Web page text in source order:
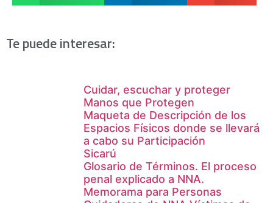
Te puede interesar:
Cuidar, escuchar y proteger
Manos que Protegen
Maqueta de Descripción de los
Espacios Físicos donde se llevará
a cabo su Participación
Sicarú
Glosario de Términos. El proceso
penal explicado a NNA.
Memorama para Personas